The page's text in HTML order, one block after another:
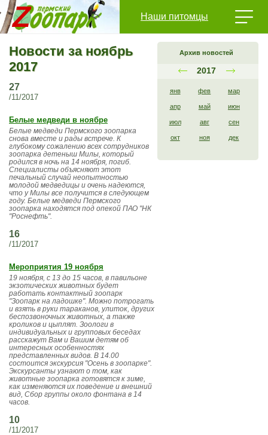
Наши питомцы
Архив новостей
2017
янв фев мар
апр май июн
июл авг сен
окт ноя дек
Новости за ноябрь
2017
27
/11/2017
Белые медведи в ноябре
Белые медведи Пермского зоопарка
снова вместе и рады встрече. К
глубокому сожалению всех сотрудников
зоопарка детеныш Милы, который
родился в ночь на 14 ноября, погиб.
Специалисты объясняют этот
печальный случай неопытностью
молодой медведицы и очень надеются,
что у Милы все получится в следующем
году. Белые медведи Пермского
зоопарка находятся под опекой ПАО "НК
"Роснефть".
16
/11/2017
Мероприятия 19 ноября
19 ноября, с 13 до 15 часов, в павильоне
экзотических животных будет
работать контактный зоопарк
"Зоопарк на ладошке". Можно потрогать
и взять в руки тараканов, улиток, других
беспозвоночных животных, а также
кроликов и цыплят. Зоологи в
индивидуальных и групповых беседах
расскажут Вам и Вашим детям об
интересных особенностях
представленных видов. В 14.00
состоится экскурсия "Осень в зоопарке".
Экскурсанты узнают о том, как
животные зоопарка готовятся к зиме,
как изменяются их поведение и внешний
вид, Сбор группы около фонтана в 14
часов.
10
/11/2017